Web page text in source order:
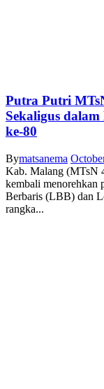
Putra Putri
Sekaligus
ke-80
Bymatsanema
Kab. Malang (MTsN
kembali menorehkan
Berbaris (LBB) dan
rangka...